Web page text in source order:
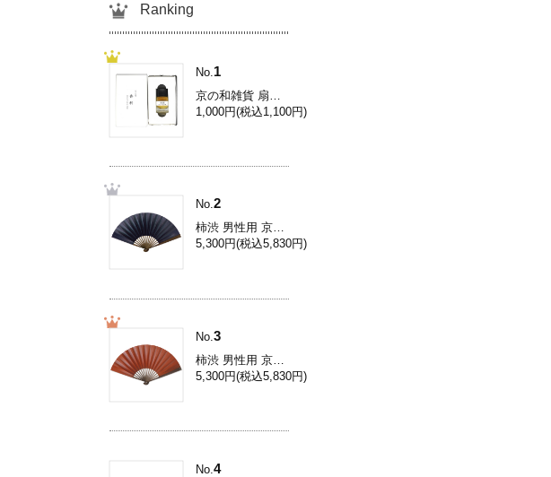
Ranking
No. 1
1,000円(税込1,100円)
No.2
柿渋 男性用 京扇子/8.5寸柿渋扇子/濃紺 Ai31L
5,300円(税込5,830円)
No.3
柿渋 男性用 京扇子/8.5寸柿渋扇子/柿色 Ai33L
5,300円(税込5,830円)
No. 4